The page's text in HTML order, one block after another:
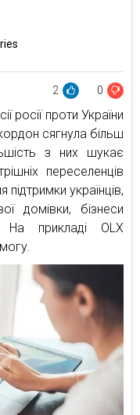
2 0
росії проти України
сягнула більш
з них шукає
переселенців
українців,
домівки, бізнеси
На прикладі OLX